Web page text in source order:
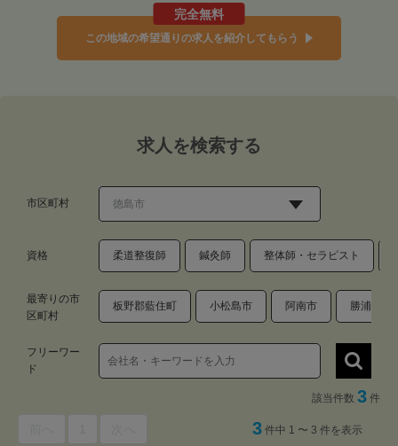
完全無料
この地域の希望通りの求人を紹介してもらう
求人を検索する
市区町村
資格 柔道整復師 鍼灸師 整体師・セラピスト
最寄りの市
区町村
板野郡藍住町 小松島市 阿南市 勝浦郡勝
フリーワー
ド
該当件数 3 件
3 件中 1 〜 3 件を表示